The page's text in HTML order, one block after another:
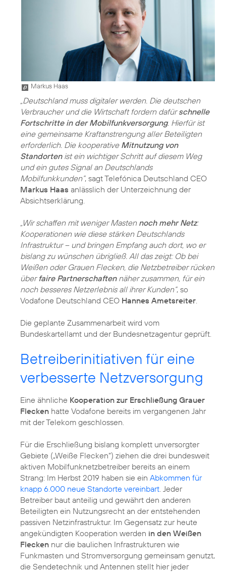
Markus Haas
„Deutschland muss digitaler werden. Die deutschen
Verbraucher und die Wirtschaft fordern dafürschnelle
Fortschritte in der Mobilfunkversorgung. Hierfür ist
eine gemeinsame Kraftanstrengung aller Beteiligten
erforderlich. Die kooperative Mitnutzung von
Standortenist ein wichtiger Schritt auf diesem Weg
und ein gutes Signal an Deutschlands
Mobilfunkkunden“, sagt Telefónica Deutschland CEO
Markus Haas anlässlich der Unterzeichnung der
Absichtserklärung.
„Wir schaffen mit weniger Masten noch mehr Netz:
Kooperationen wie diese stärken Deutschlands
Infrastruktur – und bringen Empfang auch dort, wo er
bislang zu wünschen übrigließ. All das zeigt: Ob bei
Weißen oder Grauen Flecken, die Netzbetreiber rücken
über faire Partnerschaftennäher zusammen, für ein
noch besseres Netzerlebnis all ihrer Kunden“, so
Vodafone Deutschland CEO Hannes Ametsreiter
Die geplante Zusammenarbeit wird vom
Bundeskartellamt und der Bundesnetzagentur geprüft.
Betreiberinitiativen für eine
verbesserte Netzversorgung
Eine ähnliche Kooperation zur Erschließung Grauer
Flecken hatte Vodafone bereits im vergangenen Jahr
mit der Telekom geschlossen.
Für die Erschließung bislang komplett unversorgter
Gebiete („Weiße Flecken“) ziehen die drei bundesweit
aktiven Mobilfunknetzbetreiber bereits an einem
Strang: Im Herbst 2019 haben sie ein Abkommen für
knapp 6.000 neue Standorte vereinbart . Jeder
Betreiber baut anteilig und gewährt den anderen
Beteiligten ein Nutzungsrecht an der entstehenden
passiven Netzinfrastruktur. Im Gegensatz zur heute
angekündigten Kooperation werden in den Weißen
Flecken nur die baulichen Infrastrukturen wie
Funkmasten und Stromversorgung gemeinsam genutzt,
die Sendetechnik und Antennen stellt hier jeder